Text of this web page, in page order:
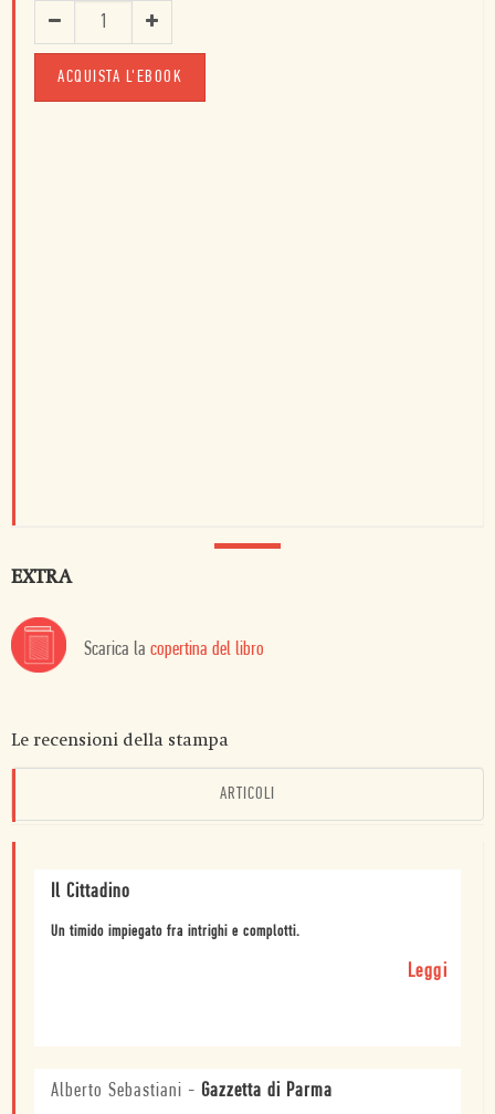
ACQUISTA L'EBOOK
EXTRA
Scarica la copertina del libro
Le recensioni della stampa
ARTICOLI
Il Cittadino
Un timido impiegato fra intrighi e complotti.
Leggi
Alberto Sebastiani - Gazzetta di Parma